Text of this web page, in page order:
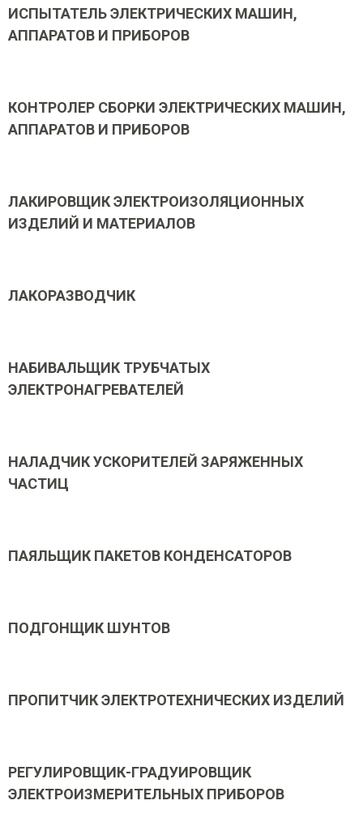
ИСПЫТАТЕЛЬ ЭЛЕКТРИЧЕСКИХ МАШИН,
АППАРАТОВ И ПРИБОРОВ
КОНТРОЛЕР СБОРКИ ЭЛЕКТРИЧЕСКИХ МАШИН,
АППАРАТОВ И ПРИБОРОВ
ЛАКИРОВЩИК ЭЛЕКТРОИЗОЛЯЦИОННЫХ
ИЗДЕЛИЙ И МАТЕРИАЛОВ
ЛАКОРАЗВОДЧИК
НАБИВАЛЬЩИК ТРУБЧАТЫХ
ЭЛЕКТРОНАГРЕВАТЕЛЕЙ
НАЛАДЧИК УСКОРИТЕЛЕЙ ЗАРЯЖЕННЫХ
ЧАСТИЦ
ПАЯЛЬЩИК ПАКЕТОВ КОНДЕНСАТОРОВ
ПОДГОНЩИК ШУНТОВ
ПРОПИТЧИК ЭЛЕКТРОТЕХНИЧЕСКИХ ИЗДЕЛИЙ
РЕГУЛИРОВЩИК-ГРАДУИРОВЩИК
ЭЛЕКТРОИЗМЕРИТЕЛЬНЫХ ПРИБОРОВ